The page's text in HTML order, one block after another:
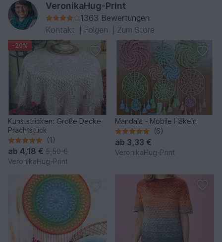
VeronikaHug-Print
1363 Bewertungen
Kontakt
Folgen Zum Store
-20%
Kunststricken: Große Decke
Prachtstück
(1)
ab 4,18 € 5,50 €
VeronikaHug-Print
Mandala - Mobile Häkeln
(6)
ab 3,33 €
VeronikaHug-Print